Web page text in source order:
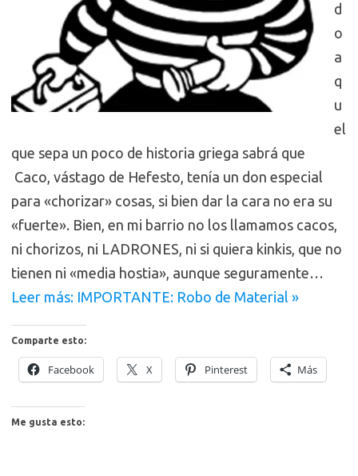
d
o
a
q
u
el
que sepa un poco de historia griega sabrá que
Caco, vástago de Hefesto, tenía un don especial
para «chorizar» cosas, si bien dar la cara no era su
«fuerte». Bien, en mi barrio no los llamamos cacos,
ni chorizos, ni LADRONES, ni si quiera kinkis, que no
tienen ni «media hostia», aunque seguramente…
Leer más: IMPORTANTE: Robo de Material »
Comparte esto:
Facebook X Pinterest Más
Me gusta esto: